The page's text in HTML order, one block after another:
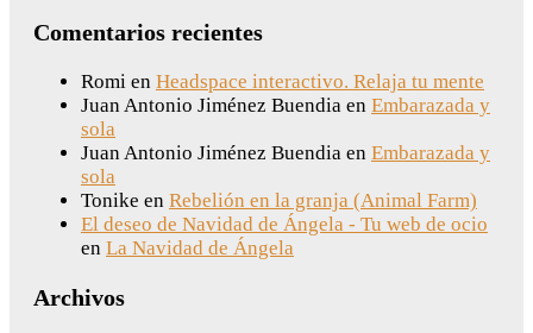
Comentarios recientes
Romi en Headspace interactivo. Relaja tu mente
Juan Antonio Jiménez Buendia en Embarazada y
sola
Juan Antonio Jiménez Buendia en Embarazada y
sola
Tonike en Rebelión en la granja (Animal Farm)
El deseo de Navidad de Ángela - Tu web de ocio
en La Navidad de Ángela
Archivos